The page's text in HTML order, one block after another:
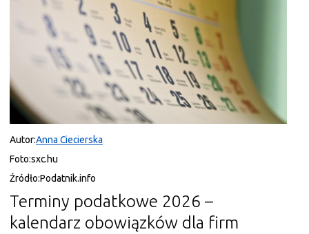
Autor:Anna Ciecierska
Foto:sxc.hu
Źródło:Podatnik.info
Terminy podatkowe 2026 –
kalendarz obowiązków dla firm